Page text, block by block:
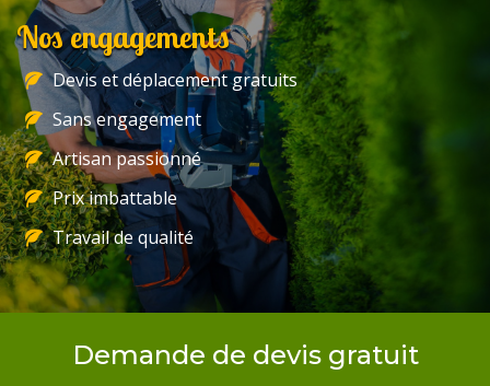
Nos engagements
Devis et déplacement gratuits
Sans engagement
Artisan passionné
Prix imbattable
Travail de qualité
Demande de devis gratuit